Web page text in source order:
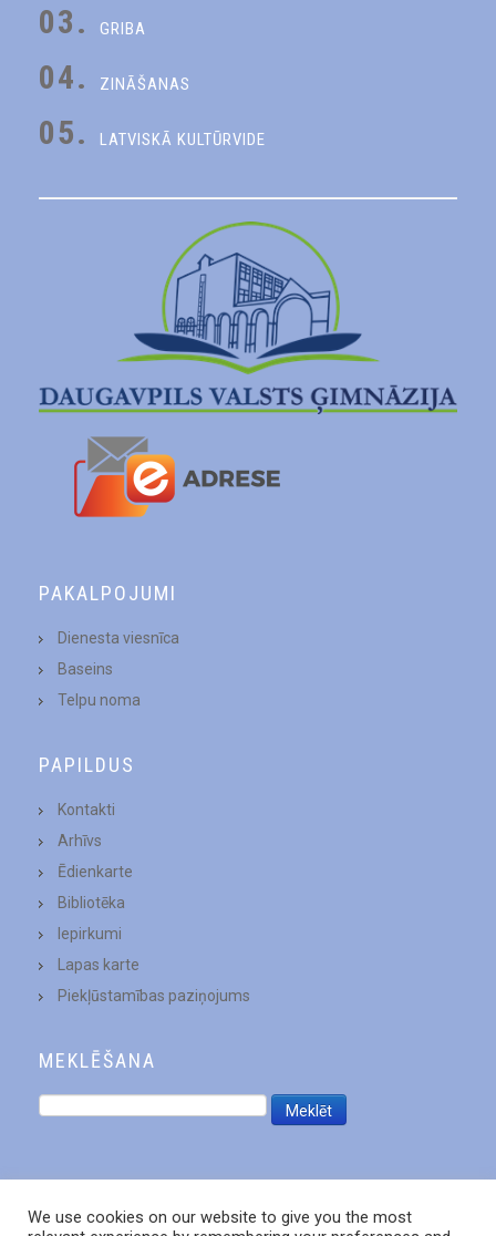
03. GRIBA
04. ZINĀŠANAS
05. LATVISKĀ KULTŪRVIDE
PAKALPOJUMI
Dienesta viesnīca
Baseins
Telpu noma
PAPILDUS
Kontakti
Arhīvs
Ēdienkarte
Bibliotēka
Iepirkumi
Lapas karte
Piekļūstamības paziņojums
MEKLĒŠANA
We use cookies on our website to give you the most